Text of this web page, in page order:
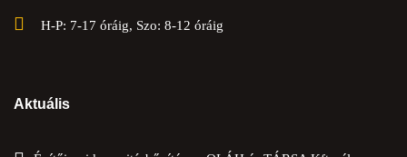
H-P: 7-17 óráig, Szo: 8-12 óráig
Aktuális